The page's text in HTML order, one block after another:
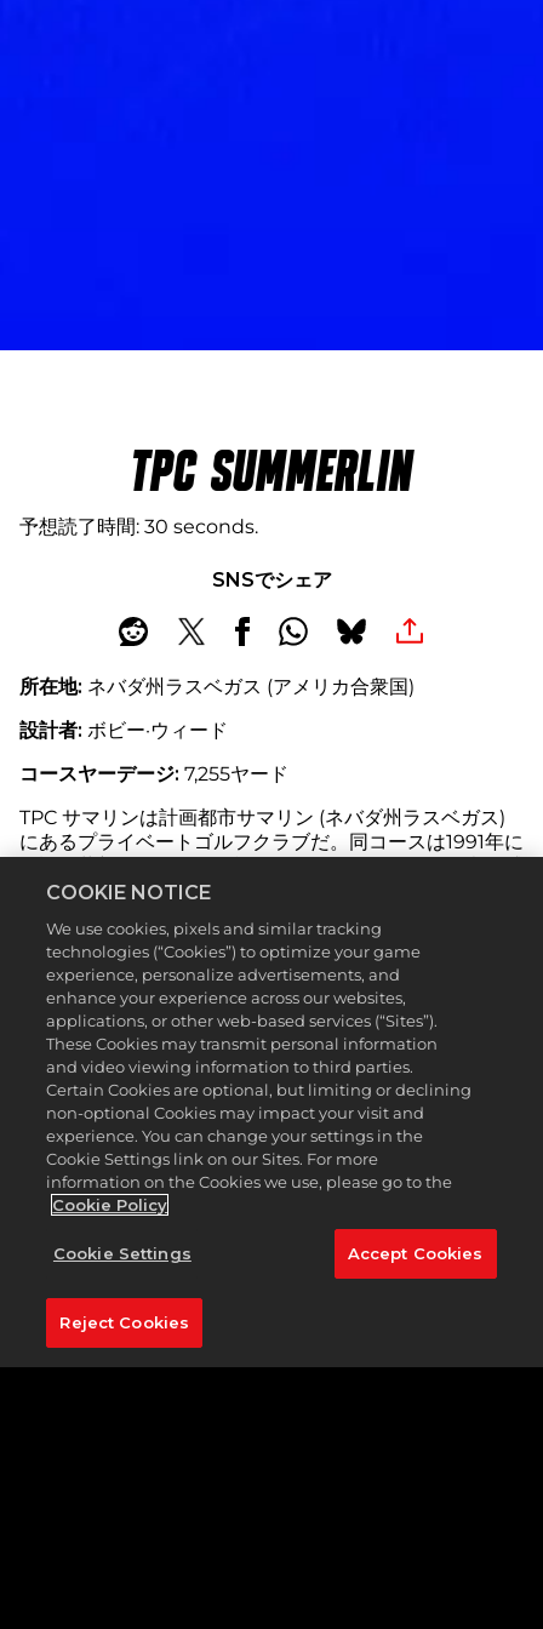
TPC SUMMERLIN
予想読了時間 30 seconds
SNSでシェア
所在地: ネバダ州ラスベガス (アメリカ合衆国)
設計者: ボビー·ウィード
コースヤーデージ: 7,255ヤード
TPC サマリンは計画都市サマリン (ネバダ州ラスベガス)
にあるプライベートゴルフクラブだ。同コースは1991年に
じられ、優れたコースとしての特徴を備えている。
険しい砂漠に造設され、原生動植物保護に深く配慮されて
いる。同コースは『ゴルフPGAツアー2K23』で最も美し
いコースのひとつだ。
ネバダ砂漠の峡谷に忽然と現れる青々としたベントグラス
のグリーン、美しい水辺や林立するヤシの木は、自然のま
まの景観と美しいコントラストを呈している。
注目のホール:15番 (341ヤード·パー4)
TPC サマリンの名物ホールは、341ヤードと比較的ショー
トなパー4の15番だ。このホールではティーボックスから
グリーンを狙いたい衝動に駆られるが、グリーンは TPC
サマリンにある87か所のバンカーのうち、5つのバンカー
で厳重包囲されている。
堅実にプレイしたい場合、200ヤードのティーショットで
グリーンまで100ヤードあまりが残される。ホール左側に
はコースを囲む砂漠があり、フェアウェイはバンカーで2
段階に分かれているので、砂に打ち込まないよう注意しよ
COOKIE NOTICE
We use cookies, pixels and similar tracking
technologies (“Cookies”) to optimize your game
experience, personalize advertisements, and
enhance your experience across our websites,
applications, or other web-based services (“Sites”).
These Cookies may transmit personal information
and video viewing information to third parties.
Certain Cookies are optional, but limiting or declining
non-optional Cookies may impact your visit and
experience. You can change your settings in the
Cookie Settings link on our Sites. For more
information on the Cookies we use, please go to the
Cookie Policy
Cookie Settings Accept Cookies
Reject Cookies